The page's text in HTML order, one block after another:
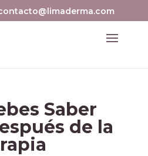
Saber
de la